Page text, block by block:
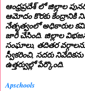
ఆంధ్రప్రదేశ్ లో జిల్లాల
ఆమోదం కొరకు కేంద్రానికి
నేతృత్వంలో అధికారుల
జారీ చేసింది. జిల్లాల
సంఘాలు, తదితర
స్వీకరించి, సదరు
ఉత్తర్వుల్లో పేర్కొంది.
Apschools